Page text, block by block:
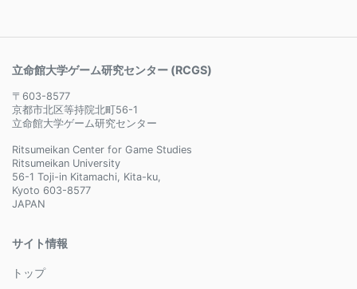
立命館大学ゲーム研究センター (RCGS)
〒603-8577
京都市北区等持院北町56-1
立命館大学ゲーム研究センター
Ritsumeikan Center for Game Studies
Ritsumeikan University
56-1 Toji-in Kitamachi, Kita-ku,
Kyoto 603-8577
JAPAN
サイト情報
トップ